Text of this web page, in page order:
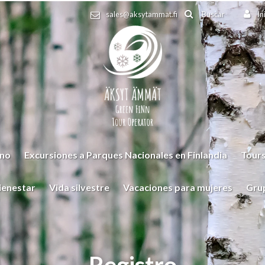
sales@aksytammat.fi Buscar
Excursiones a Parques Nacionales en Finlandia
Vida silvestre Vacaciones para mujeres